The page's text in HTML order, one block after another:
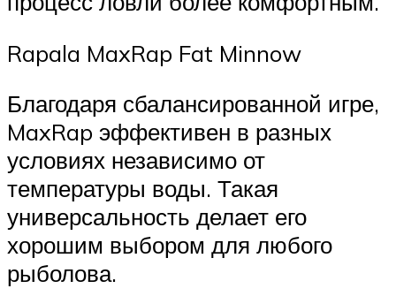
Rapala MaxRap Fat Minnow
Благодаря сбалансированной игре,
MaxRap эффективен в разных
условиях независимо от
температуры воды. Такая
универсальность делает его
хорошим выбором для любого
рыболова.